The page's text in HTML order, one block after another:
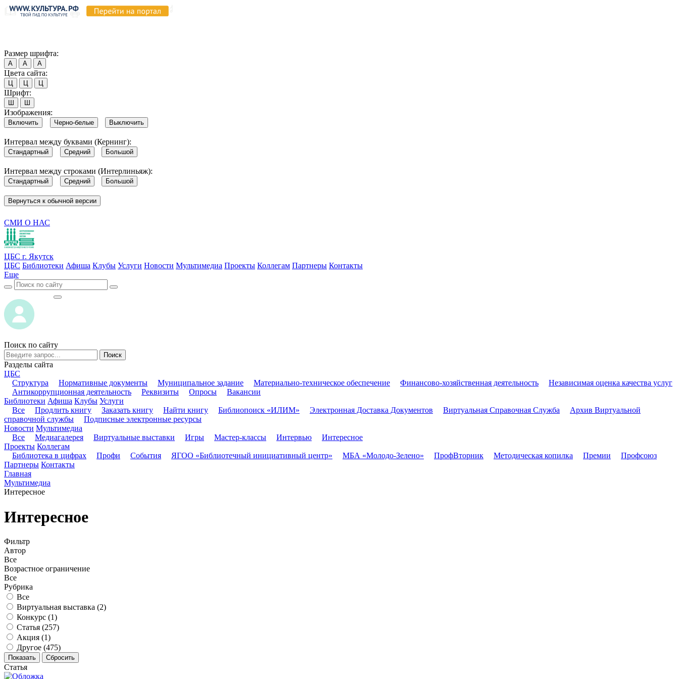
Размер шрифта:
А А А
Цвета сайта:
Ц Ц Ц
Шрифт:
Ш Ш
Изображения:
Включить Черно-белые Выключить
Интервал между буквами (Кернинг):
Стандартный Средний Большой
Интервал между строками (Интерлиньяж):
Стандартный Средний Большой
Вернуться к обычной версии
СМИ О НАС
ЦБС г. Якутск
ЦБС Библиотеки Афиша Клубы Услуги Новости Мультимедиа Проекты Коллегам Партнеры Контакты
Еще
Поиск по сайту
Поиск
Разделы сайта
ЦБС
Структура
Нормативные документы Муниципальное задание Материально-техническое обеспечение Финансово-хозяйственная деятельность
Независимая оценка качества услуг
Антикоррупционная деятельность
Реквизиты Опросы
Вакансии
Библиотеки Афиша Клубы Услуги
Все
Продлить книгу Заказать книгу Найти книгу Библиопоиск «ИЛИМ» Электронная Доставка Документов Виртуальная Справочная Служба
Архив Виртуальной
справочной службы
Подписные электронные ресурсы
Новости Мультимедиа
Все
Медиагалерея Виртуальные выставки Игры Мастер-классы Интервью
Интересное
Проекты Коллегам
Библиотека в цифрах
Профи События ЯГОО «Библиотечный инициативный центр» МБА «Молодо-Зелено» ПрофВторник Методическая копилка Премии
Профсоюз
Партнеры Контакты
Главная
Мультимедиа
Интересное
Интересное
Фильтр
Автор
Все
Возрастное ограничение
Все
Рубрика
Все
Виртуальная выставка (2)
Конкурс (1)
Статья (257)
Акция (1)
Другое (475)
Статья